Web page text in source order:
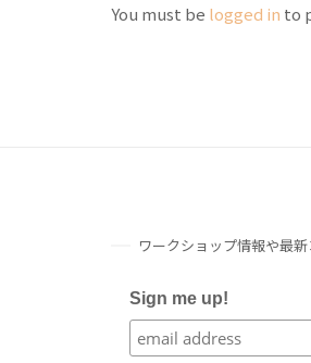
You must be logged in to
ワークショップ情報や最
Sign me up!